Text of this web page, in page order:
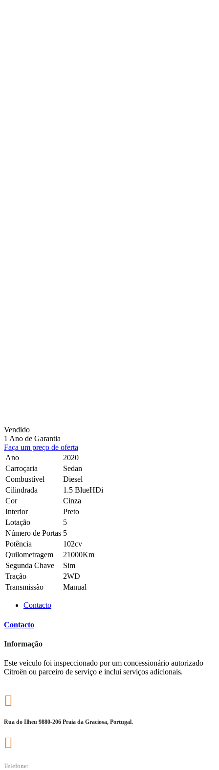
Vendido
1 Ano de Garantia
Faça um preço de oferta
Ano
2020
Carroçaria
Sedan
Combustível
Diesel
Cilindrada
1.5 BlueHDi
Cor
Cinza
Interior
Preto
Lotação
5
Número de Portas 5
Potência
102cv
Quilometragem
21000Km
Segunda Chave
Sim
Tração
2WD
Transmissão
Manual
Contacto
Contacto
Informação
Este veículo foi inspeccionado por um concessionário autorizado
Citroën ou parceiro de serviço e inclui serviços adicionais.
Rua do Ilheu 9880-206 Praia da Graciosa, Portugal.
Telefone: